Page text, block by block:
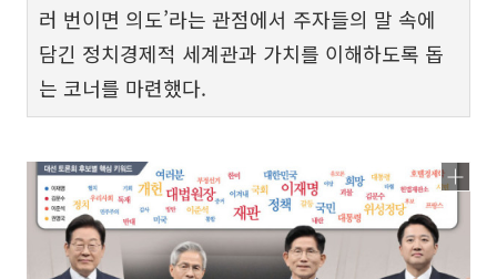
러 번이면 의도’라는 관점에서 주자들의 말 속에
담긴 정치경제적 세계관과 가치를 이해하도록 돕
는 코너를 마련했다.